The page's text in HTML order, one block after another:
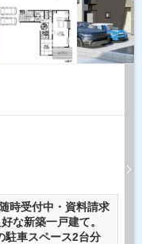
時受付中・資料請求
な新築一戸建て。
駐車スペース2台分